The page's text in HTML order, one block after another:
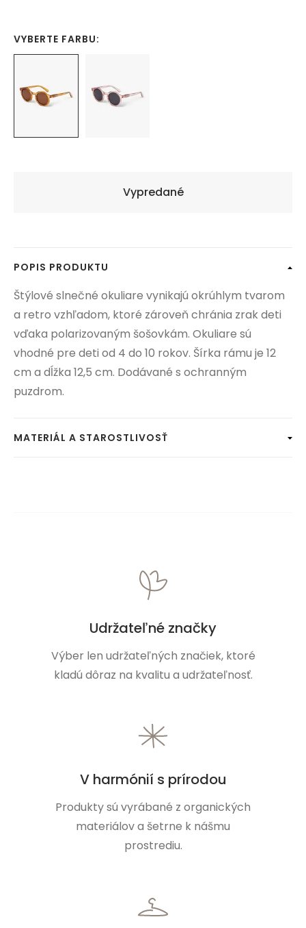
VYBERTE FARBU:
Vypredané
POPIS PRODUKTU
Štýlové slnečné okuliare vynikajú okrúhlym tvarom
a retro vzhľadom, ktoré zároveň chránia zrak deti
vďaka polarizovaným šošovkám. Okuliare sú
vhodné pre deti od 4 do 10 rokov. Šírka rámu je 12
cm a dĺžka 12,5 cm. Dodávané s ochranným
puzdrom.
MATERIÁL A STAROSTLIVOSŤ
Udržateľné značky
Výber len udržateľných značiek, ktoré
kladú dôraz na kvalitu a udržateľnosť.
V harmónií s prírodou
Produkty sú vyrábané z organických
materiálov a šetrne k nášmu
prostrediu.